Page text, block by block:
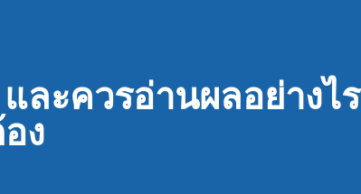
ละควรอ่านผลอย่างไร
ง